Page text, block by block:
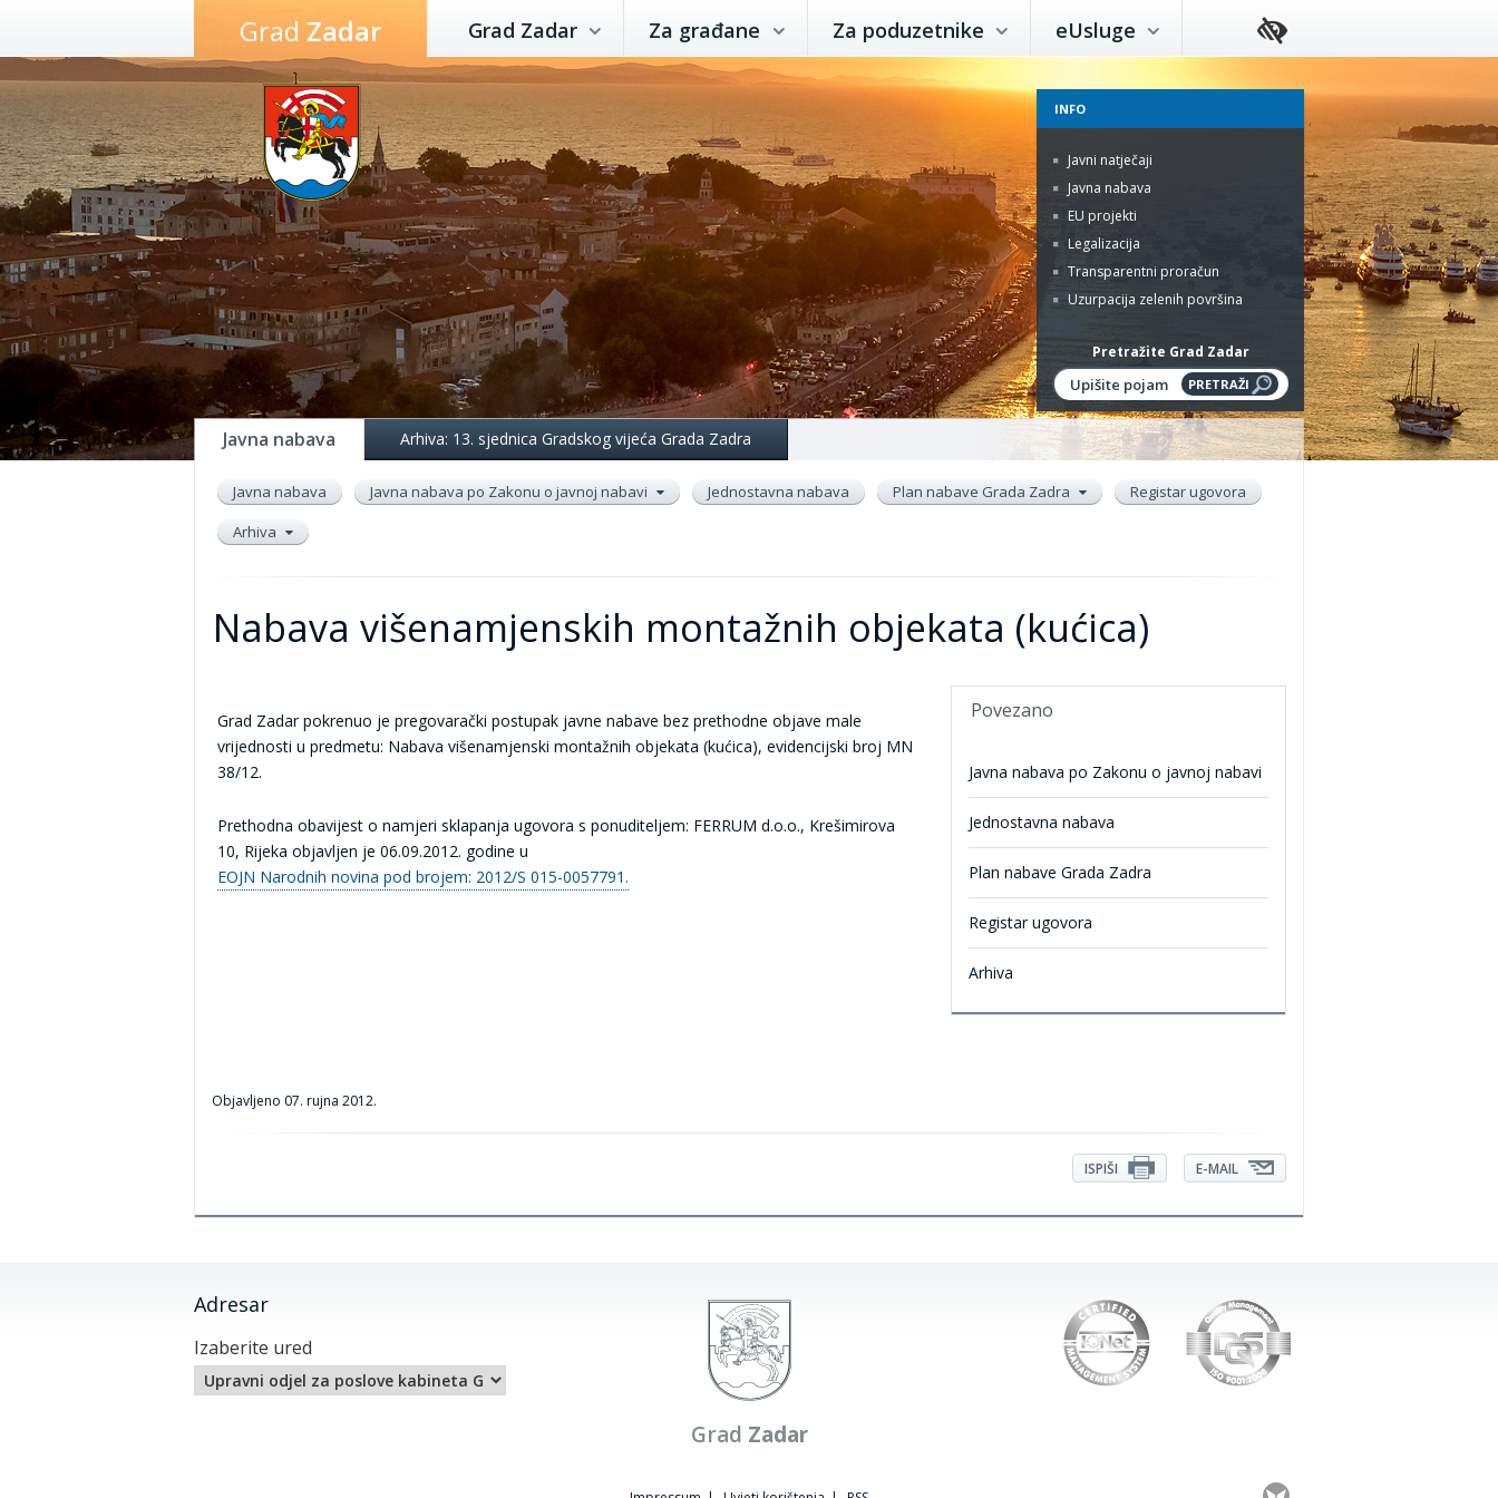
Preskoči
sadržaj
Grad Zadar Grad Zadar Za građane Za poduzetnike eUsluge
INFO
Javni natječaji
Javna nabava
EU projekti
Legalizacija
Transparentni proračun
Uzurpacija zelenih površina
Pretražite Grad Zadar
Javna nabava Arhiva: 13. sjednica Gradskog vijeća Grada Zadra
Javna nabava Javna nabava po Zakonu o javnoj nabavi Jednostavna nabava Plan nabave Grada Zadra
Registar ugovora
Arhiva
Nabava višenamjenskih montažnih objekata (kućica)
Grad Zadar pokrenuo je pregovarački postupak javne nabave bez prethodne objave male
vrijednosti u predmetu: Nabava višenamjenski montažnih objekata (kućica), evidencijski broj MN
38/12.
Prethodna obavijest o namjeri sklapanja ugovora s ponuditeljem: FERRUM d.o.o., Krešimirova
10, Rijeka objavljen je 06.09.2012. godine u
EOJN Narodnih novina pod brojem: 2012/S 015-0057791.
Povezano
Javna nabava po Zakonu o javnoj nabavi
Jednostavna nabava
Plan nabave Grada Zadra
Registar ugovora
Arhiva
Objavljeno 07. rujna 2012.
E-MAIL
ISPIŠI
Adresar
Izaberite ured
Grad Zadar